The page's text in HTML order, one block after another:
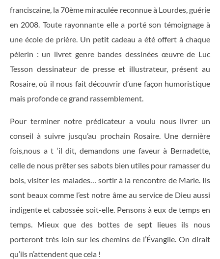
franciscaine, la 70ème miraculée reconnue à Lourdes, guérie
en 2008. Toute rayonnante elle a porté son témoignage à
une école de prière. Un petit cadeau a été offert à chaque
pèlerin : un livret genre bandes dessinées œuvre de Luc
Tesson dessinateur de presse et illustrateur, présent au
Rosaire, où il nous fait découvrir d’une façon humoristique
mais profonde ce grand rassemblement.
Pour terminer notre prédicateur a voulu nous livrer un
conseil à suivre jusqu’au prochain Rosaire. Une dernière
fois,nous a t ‘il dit, demandons une faveur à Bernadette,
celle de nous prêter ses sabots bien utiles pour ramasser du
bois, visiter les malades… sortir à la rencontre de Marie. Ils
sont beaux comme l’est notre âme au service de Dieu aussi
indigente et cabossée soit-elle. Pensons à eux de temps en
temps. Mieux que des bottes de sept lieues ils nous
porteront très loin sur les chemins de l’Évangile. On dirait
qu’ils n’attendent que cela !